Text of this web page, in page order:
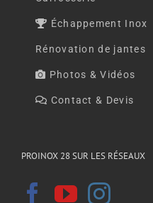
Échappement Inox
Rénovation de jantes
Photos & Vidéos
Contact & Devis
PROINOX 28 SUR LES RÉSEAUX